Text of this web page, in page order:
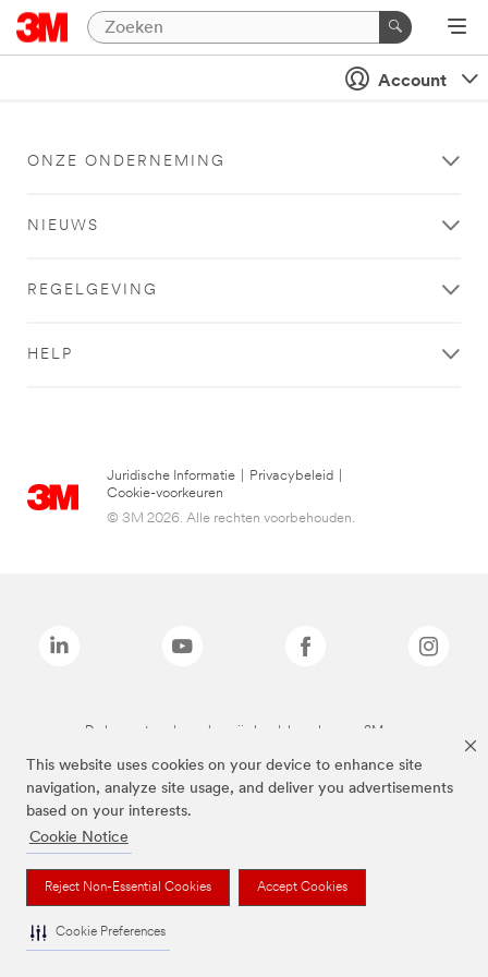
This website uses cookies on your device to enhance site
navigation, analyze site usage, and deliver you advertisements
based on your interests.
Cookie Notice
Reject Non-Essential Cookies Accept Cookies
Cookie Preferences
Account
ONZE ONDERNEMING
NIEUWS
REGELGEVING
HELP
Juridische Informatie Privacybeleid
Cookie-voorkeuren
© 3M 2026. Alle rechten voorbehouden.
De bovenstaande merken zijn handelsmerken van 3M.we